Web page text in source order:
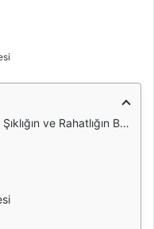
Rahatlığın Buluşma Noktası